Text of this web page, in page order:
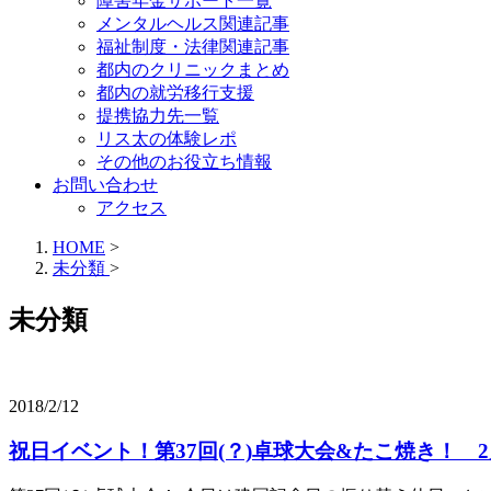
メンタルヘルス関連記事
福祉制度・法律関連記事
都内のクリニックまとめ
都内の就労移行支援
提携協力先一覧
リス太の体験レポ
その他のお役立ち情報
お問い合わせ
アクセス
HOME >
未分類 >
未分類
2018/2/12
祝日イベント！第37回(？)卓球大会&たこ焼き！ 2